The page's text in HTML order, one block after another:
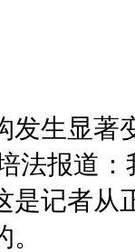
生显著
法报道
是记者从